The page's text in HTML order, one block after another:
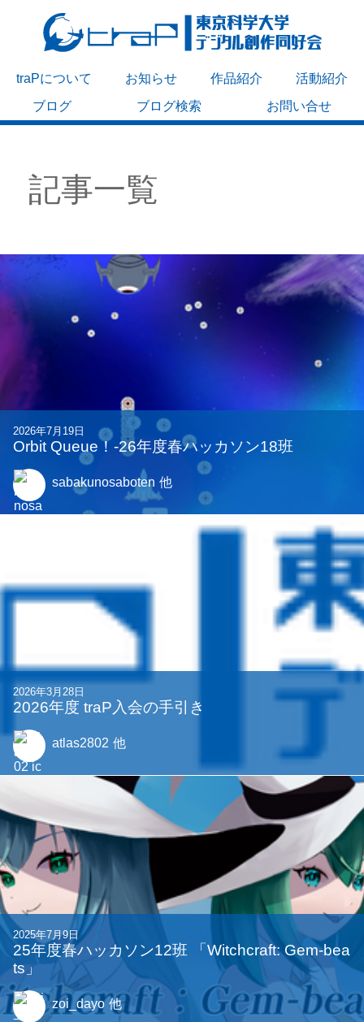
traPについて お知らせ 作品紹介
活動紹介
ブログ
ブログ検索 お問い合せ
記事一覧
2026年7月19日
Orbit Queue！-26年度春ハッカソン18班
sabakunosaboten 他
2026年3月28日
2026年度 traP入会の手引き
atlas2802 他
2025年7月9日
25年度春ハッカソン12班 「Witchcraft: Gem-bea
ts」
zoi_dayo 他